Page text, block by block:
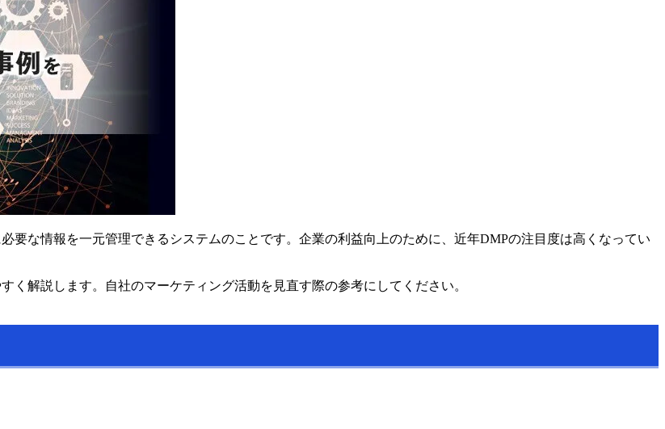
要な情報を一元管理できるシステムのことです。企業の利益向上のために、近年DMPの注目度は高くなってい
解説します。自社のマーケティング活動を見直す際の参考にしてください。